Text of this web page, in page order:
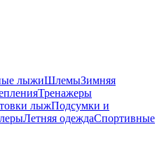
лыжиШлемыЗимняя
Тренажеры
лыжПодсумки и
Летняя одеждаСпортивные